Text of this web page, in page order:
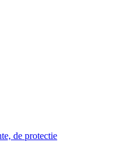
de protectie